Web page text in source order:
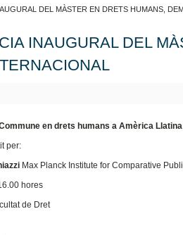
DEL MÀSTER EN DRETS HUMANS,
INAUGURAL DEL
en drets humans a Amèrica
per:
Max Planck Institute for Comparative
hores
de Dret